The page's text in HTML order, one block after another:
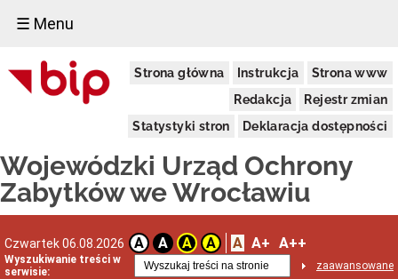
☰ Menu
Strona główna Instrukcja
Strona www
Redakcja
Rejestr zmian
Statystyki stron
Deklaracja dostępności
Wojewódzki Urząd Ochrony
Zabytków we Wrocławiu
Czwartek 06.08.2026 A A A A A A+ A++
Wyszukiwanie treści w
serwisie:
zaawansowane
Dostępność
Deklaracja
dostępności
realizowanym
projekcie
dofinansowanym
Europejskich
Delegatury